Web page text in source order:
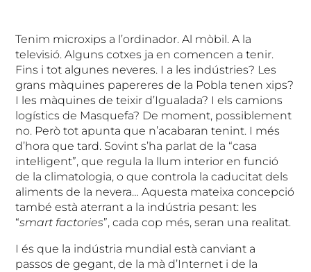
Tenim microxips a l’ordinador. Al mòbil. A la
televisió. Alguns cotxes ja en comencen a tenir.
Fins i tot algunes neveres. I a les indústries? Les
grans màquines papereres de la Pobla tenen xips?
I les màquines de teixir d’Igualada? I els camions
logístics de Masquefa? De moment, possiblement
no. Però tot apunta que n’acabaran tenint. I més
d’hora que tard. Sovint s’ha parlat de la “casa
intel·ligent”, que regula la llum interior en funció
de la climatologia, o que controla la caducitat dels
aliments de la nevera… Aquesta mateixa concepció
també està aterrant a la indústria pesant: les
“smart factories”, cada cop més, seran una realitat.
I és que la indústria mundial està canviant a
passos de gegant, de la mà d’Internet i de la